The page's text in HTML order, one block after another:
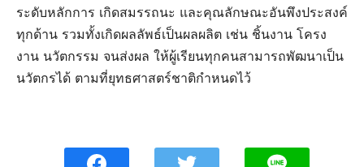
ระดับหลักการ เกิดสมรรถนะ และคุณลักษณะอันพึงประสงค์
ทุกด้าน รวมทั้งเกิดผลลัพธ์เป็นผลผลิต เช่น ชิ้นงาน โครง
งาน นวัตกรรม จนส่งผล ให้ผู้เรียนทุกคนสามารถพัฒนาเป็น
นวัตกรได้ ตามที่ยุทธศาสตร์ชาติกำหนดไว้